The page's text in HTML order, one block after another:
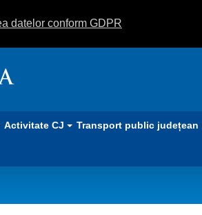
datelor conform GDPR
Activitate CJ Transport public județean